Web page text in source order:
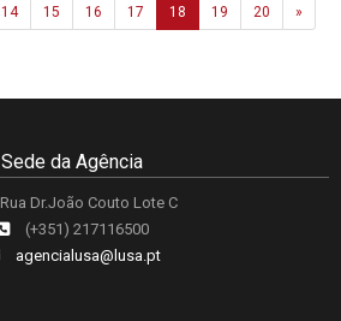
14 15 16 17 18 19 20 »Next
Sede da Agência
Rua Dr.João Couto Lote C
(+351) 217116500
agencialusa@lusa.pt